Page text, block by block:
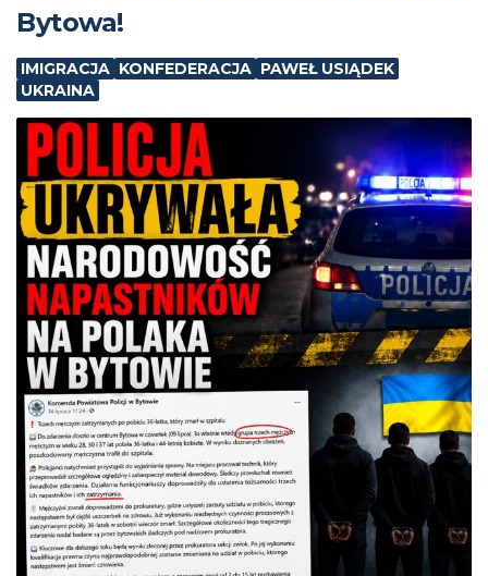
Bytowa!
IMIGRACJA KONFEDERACJA PAWEŁ USIĄDEK
UKRAINA